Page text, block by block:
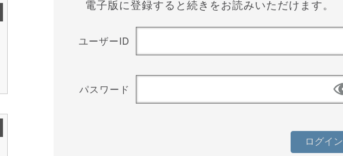
電子版に登録すると続きをお読みいただけます。
ユーザーID
パスワード